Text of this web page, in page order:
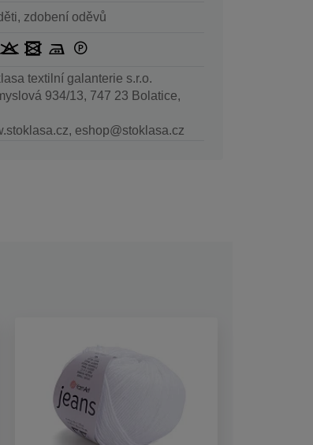
zdobení oděvů
textilní galanterie s.r.o.
934/13, 747 23 Bolatice,
eshop@stoklasa.cz